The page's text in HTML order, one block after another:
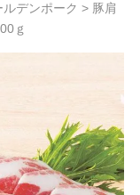
ルデンポーク
豚肩
ｇ